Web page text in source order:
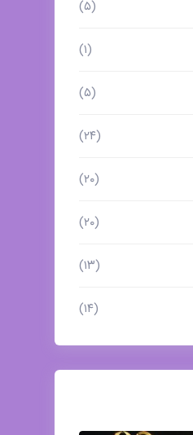
(۵)
(۱)
(۵)
(۲۴)
(۲۰)
(۲۰)
(۱۳)
(۱۴)